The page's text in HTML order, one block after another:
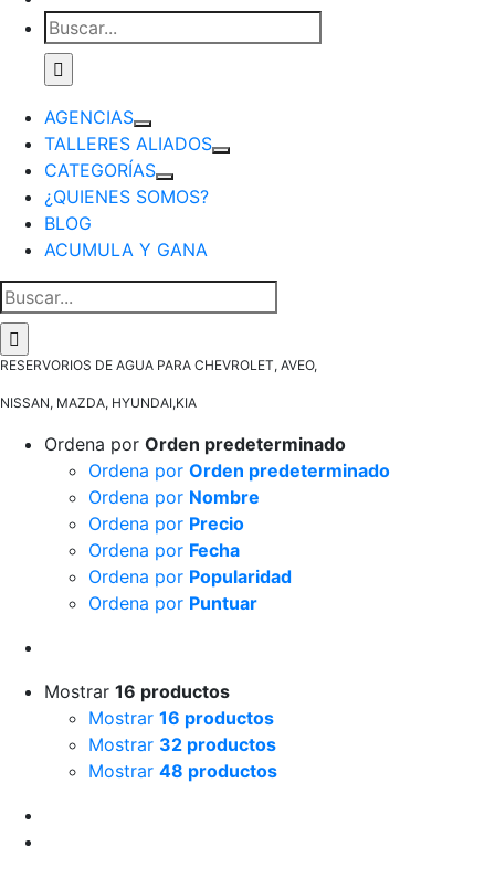
Buscar:
AGENCIAS
TALLERES ALIADOS
CATEGORÍAS
¿QUIENES SOMOS?
BLOG
ACUMULA Y GANA
Buscar:
RESERVORIOS DE AGUA PARA CHEVROLET, AVEO,
NISSAN, MAZDA, HYUNDAI,KIA
Ordena por Orden predeterminado
Ordena por Orden predeterminado
Ordena por Nombre
Ordena por Precio
Ordena por Fecha
Ordena por Popularidad
Ordena por Puntuar
Mostrar 16 productos
Mostrar 16 productos
Mostrar 32 productos
Mostrar 48 productos